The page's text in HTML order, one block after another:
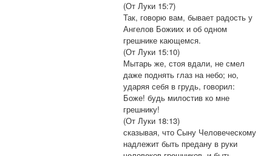
(От Луки 15:7)
Так, говорю вам, бывает радость у
Ангелов Божиих и об одном
грешнике кающемся.
(От Луки 15:10)
Мытарь же, стоя вдали, не смел
даже поднять глаз на небо; но,
ударяя себя в грудь, говорил:
Боже! будь милостив ко мне
грешнику!
(От Луки 18:13)
сказывая, что Сыну Человеческому
надлежит быть предану в руки